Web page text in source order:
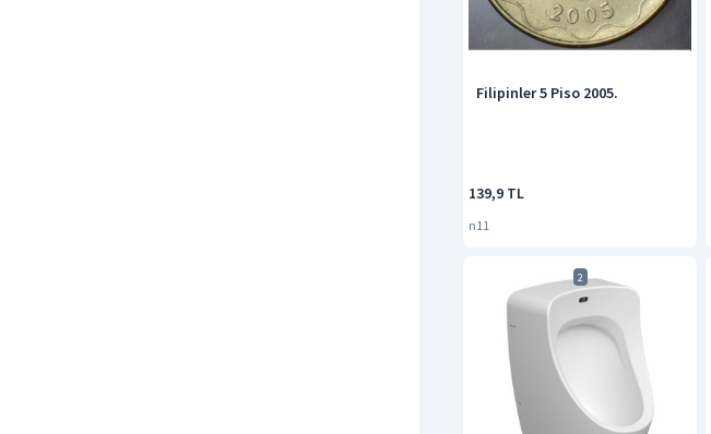
Filipinler 5 Piso 2005.
139,9 TL
n11
2